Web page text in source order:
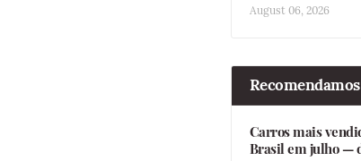
August 06, 2026
Recomendamos
Carros mais
Brasil em julho —